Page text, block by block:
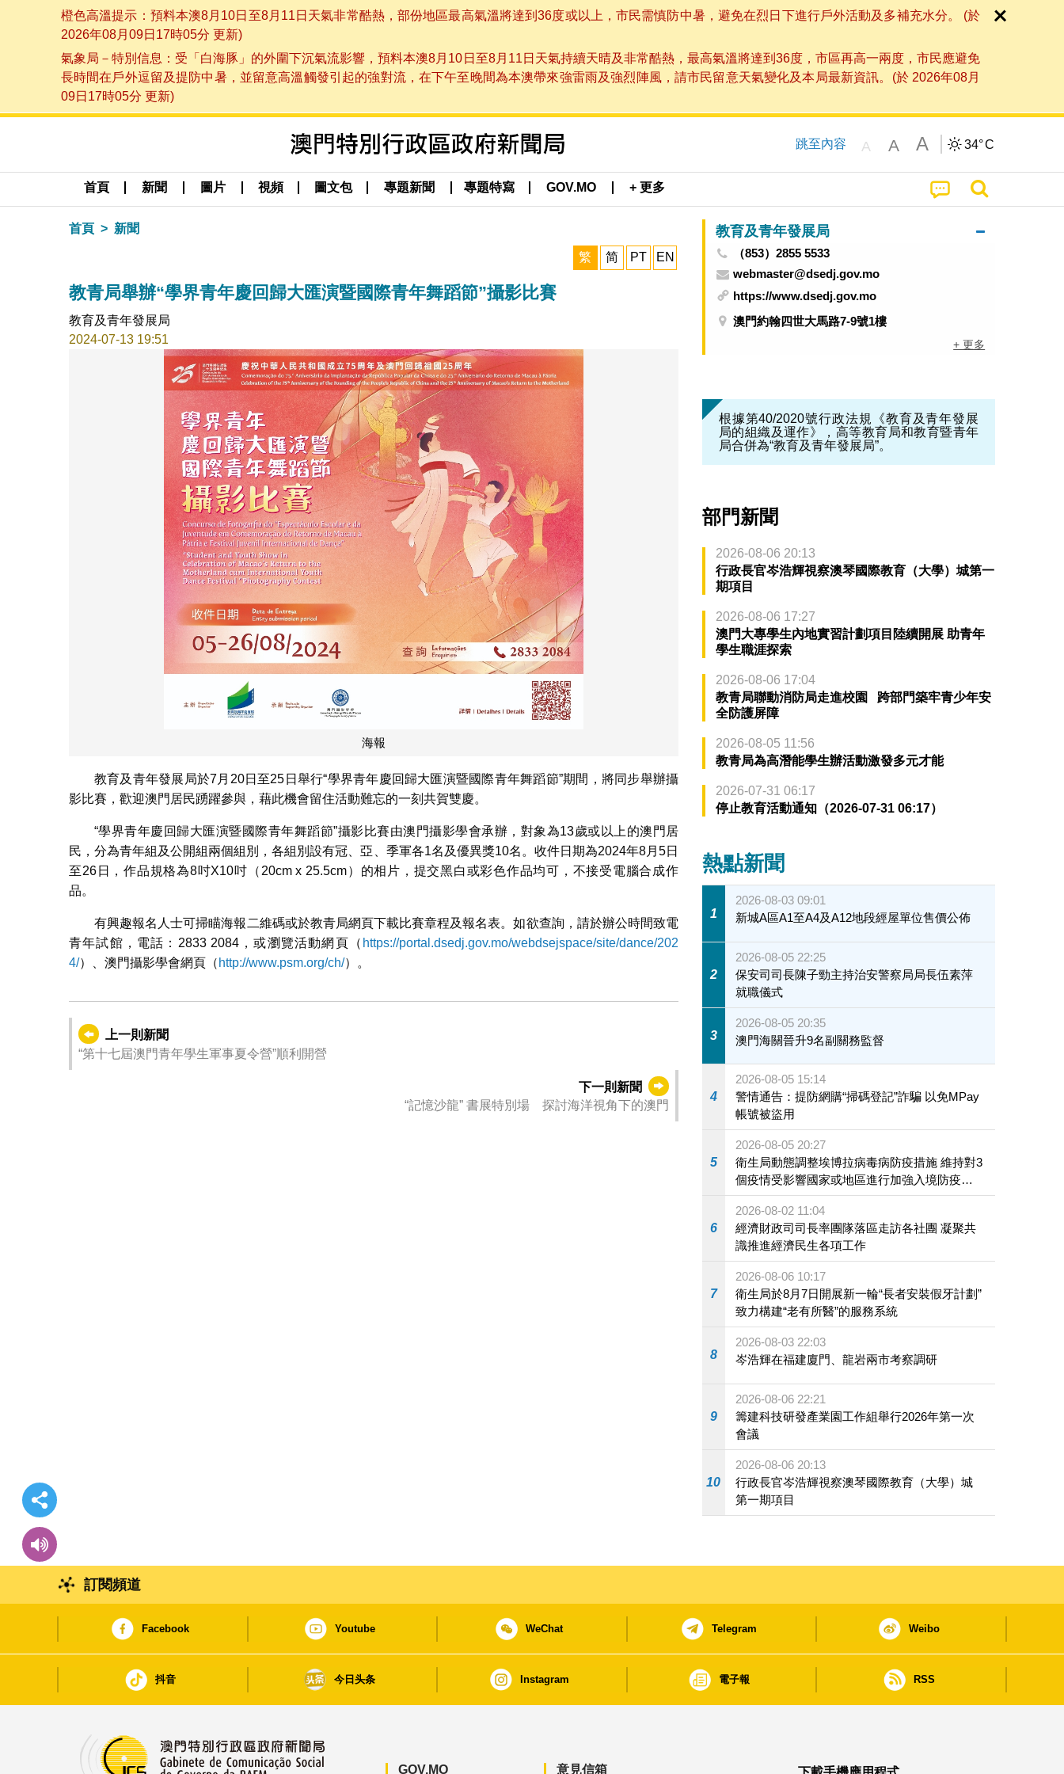
橙色高溫提示：預料本澳8月10日至8月11日天氣非常酷熱，部份地區最高氣溫將達到36度或以上，市民需慎防中暑，避免在烈日下進行戶外活動及多補充水分。 (於
2026年08月09日17時05分 更新)
氣象局－特別信息：受「白海豚」的外圍下沉氣流影響，預料本澳8月10日至8月11日天氣持續天晴及非常酷熱，最高氣溫將達到36度，市區再高一兩度，市民應避免
長時間在戶外逗留及提防中暑，並留意高溫觸發引起的強對流，在下午至晚間為本澳帶來強雷雨及強烈陣風，請市民留意天氣變化及本局最新資訊。(於 2026年08月
09日17時05分 更新)
跳至內容 A A A 34°C
首頁 新聞 圖片 視頻 圖文包 專題新聞 專題特寫 GOV.MO + 更多
首頁 新聞
繁 简 PT EN
教青局舉辦“學界青年慶回歸大匯演暨國際青年舞蹈節”攝影比賽
教育及青年發展局
2024-07-13 19:51
海報
教育及青年發展局於7月20日至25日舉行“學界青年慶回歸大匯演暨國際青年舞蹈節”期間，將同步舉辦攝
影比賽，歡迎澳門居民踴躍參與，藉此機會留住活動難忘的一刻共賀雙慶。
“學界青年慶回歸大匯演暨國際青年舞蹈節”攝影比賽由澳門攝影學會承辦，對象為13歲或以上的澳門居
民，分為青年組及公開組兩個組別，各組別設有冠、亞、季軍各1名及優異獎10名。收件日期為2024年8月5日
至26日，作品規格為8吋X10吋（20cm x 25.5cm）的相片，提交黑白或彩色作品均可，不接受電腦合成作
品。
有興趣報名人士可掃瞄海報二維碼或於教青局網頁下載比賽章程及報名表。如欲查詢，請於辦公時間致電
青年試館，電話：2833 2084，或瀏覽活動網頁（ https://portal.dsedj.gov.mo/webdsejspace/site/dance/202
4/）、澳門攝影學會網頁（ http://www.psm.org/ch/）。
上一則新聞
“第十七屆澳門青年學生軍事夏令營”順利開營
下一則新聞
“記憶沙龍” 書展特別場 探討海洋視角下的澳門
教育及青年發展局
（853）2855 5533
webmaster@dsedj.gov.mo
https://www.dsedj.gov.mo
澳門約翰四世大馬路7-9號1樓
+ 更多
根據第40/2020號行政法規《教育及青年發展
局的組織及運作》，高等教育局和教育暨青年
局合併為“教育及青年發展局”。
部門新聞
2026-08-06 20:13
行政長官岑浩輝視察澳琴國際教育（大學）城第一
期項目
2026-08-06 17:27
澳門大專學生內地實習計劃項目陸續開展 助青年
學生職涯探索
2026-08-06 17:04
教青局聯動消防局走進校園 跨部門築牢青少年安
全防護屏障
2026-08-05 11:56
教青局為高潛能學生辦活動激發多元才能
2026-07-31 06:17
停止教育活動通知（2026-07-31 06:17）
熱點新聞
1
2026-08-03 09:01
新城A區A1至A4及A12地段經屋單位售價公佈
2
2026-08-05 22:25
保安司司長陳子勁主持治安警察局局長伍素萍
就職儀式
3
2026-08-05 20:35
澳門海關晉升9名副關務監督
4
2026-08-05 15:14
警情通告：提防網購“掃碼登記”詐騙 以免MPay
帳號被盜用
5
2026-08-05 20:27
衛生局動態調整埃博拉病毒病防疫措施 維持對3
個疫情受影響國家或地區進行加強入境防疫措
施
6
2026-08-02 11:04
經濟財政司司長率團隊落區走訪各社團 凝聚共
識推進經濟民生各項工作
7
2026-08-06 10:17
衛生局於8月7日開展新一輪“長者安裝假牙計劃”
致力構建“老有所醫”的服務系統
8
2026-08-03 22:03
岑浩輝在福建廈門、龍岩兩市考察調研
9
2026-08-06 22:21
籌建科技研發產業園工作組舉行2026年第一次
會議
10
2026-08-06 20:13
行政長官岑浩輝視察澳琴國際教育（大學）城
第一期項目
訂閱頻道
Facebook Youtube WeChat Telegram Weibo
抖音 今日头条 Instagram 電子報 RSS
GOV.MO 意見信箱